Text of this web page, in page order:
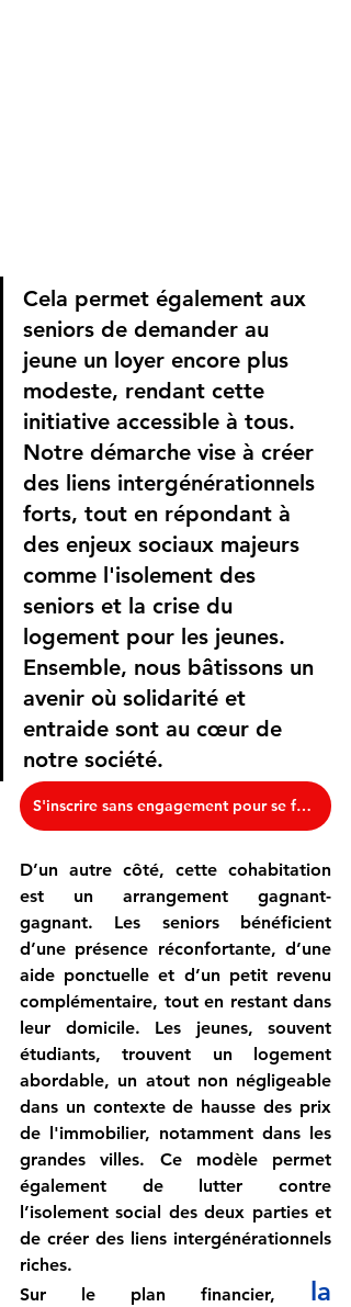
Cela permet également aux
seniors de demander au
jeune un loyer encore plus
modeste, rendant cette
initiative accessible à tous.
Notre démarche vise à créer
des liens intergénérationnels
forts, tout en répondant à
des enjeux sociaux majeurs
comme l'isolement des
seniors et la crise du
logement pour les jeunes.
Ensemble, nous bâtissons un
avenir où solidarité et
entraide sont au cœur de
notre société.
S'inscrire sans engagement pour se faire rappeler
D’un autre côté, cette cohabitation
est un arrangement gagnant-
gagnant. Les seniors bénéficient
d’une présence réconfortante, d’une
aide ponctuelle et d’un petit revenu
complémentaire, tout en restant dans
leur domicile. Les jeunes, souvent
étudiants, trouvent un logement
abordable, un atout non négligeable
dans un contexte de hausse des prix
de l'immobilier, notamment dans les
grandes villes. Ce modèle permet
également de lutter contre
l’isolement social des deux parties et
de créer des liens intergénérationnels
riches.
Sur le plan financier, la